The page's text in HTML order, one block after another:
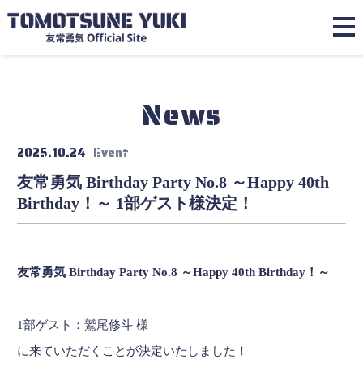
News
2025.10.24 Event
友常勇気 Birthday Party No.8 ～Happy 40th
Birthday！～ 1部ゲスト様決定！
友常勇気 Birthday Party No.8 ～Happy 40th Birthday！～
1部ゲスト：鷲尾修斗 様
に来ていただくことが決定いたしました！